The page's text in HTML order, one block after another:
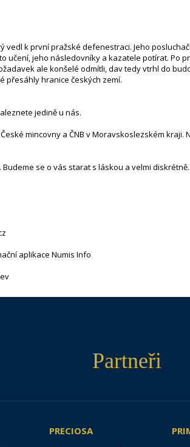
vedl k první pražské defenestraci. Jeho
učení, jeho následovníky a kazatele potírat.
ale konšelé odmítli, dav tedy vtrhl do
přesáhly hranice českých zemí.
jedině u nás.
mincovny a ČNB v Moravskoslezském
se o vás starat s láskou a velmi
aplikace Numis Info
Partneři
PRECIOSA